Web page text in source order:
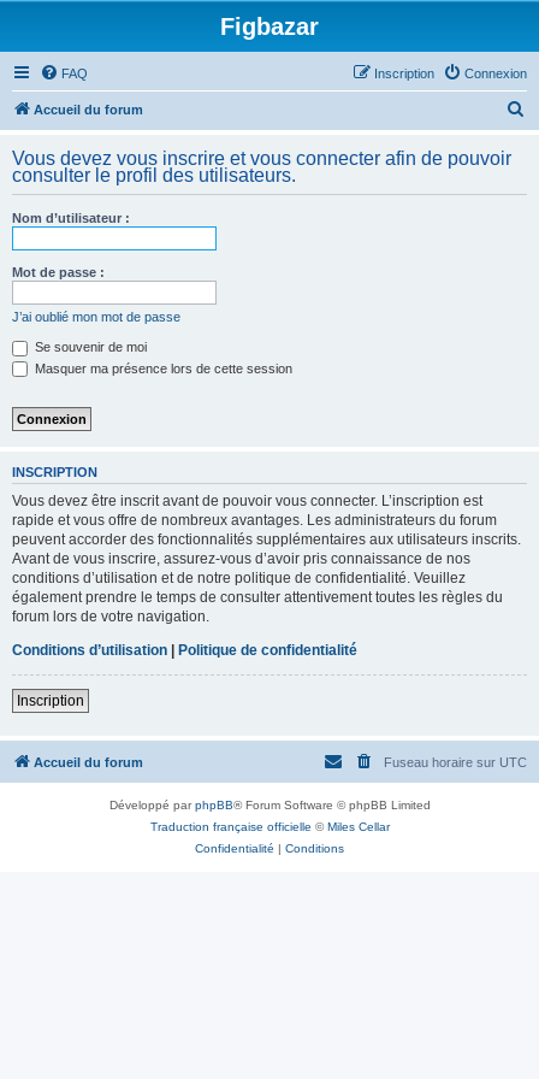
Figbazar
FAQ Connexion
Inscription
Accueil du forum
h
Vous devez vous inscrire et vous connecter afin de pouvoir
consulter le profil des utilisateurs.
Nom d’utilisateur :
Mot de passe :
J’ai oublié mon mot de passe
Se souvenir de moi
Masquer ma présence lors de cette session
INSCRIPTION
Vous devez être inscrit avant de pouvoir vous connecter. L’inscription est
rapide et vous offre de nombreux avantages. Les administrateurs du forum
peuvent accorder des fonctionnalités supplémentaires aux utilisateurs inscrits.
Avant de vous inscrire, assurez-vous d’avoir pris connaissance de nos
conditions d’utilisation et de notre politique de confidentialité. Veuillez
également prendre le temps de consulter attentivement toutes les règles du
forum lors de votre navigation.
Conditions d’utilisation | Politique de confidentialité
Inscription
Accueil du forum Fuseau horaire sur UTC
Développé parphpBB® Forum Software © phpBB Limited
Traduction française officielle ©Miles Cellar
Confidentialité | Conditions